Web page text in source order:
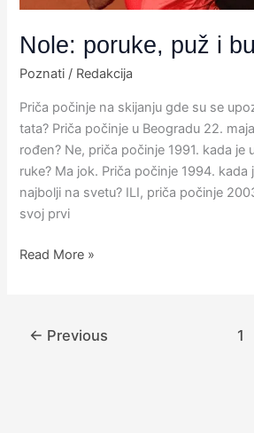
Nole: poruke, puž i
Poznati / Redakcija
Priča počinje na skijanju gde su se
tata?​ Priča počinje u Beogradu 22.
rođen? Ne, priča počinje 1991. kada je
ruke?​ Ma jok. Priča počinje 1994. kada
najbolji na svetu?​ ILI, priča počinje
svoj prvi
Read More »
← Previous 1